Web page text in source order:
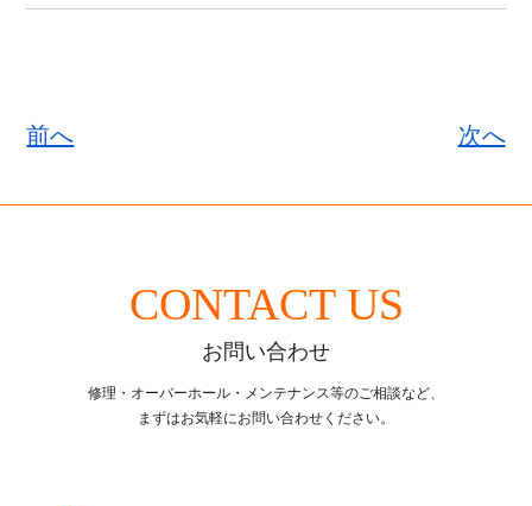
前へ 次へ
CONTACT US
お問い合わせ
修理・オーバーホール・メンテナンス等のご相談など、
まずはお気軽にお問い合わせください。